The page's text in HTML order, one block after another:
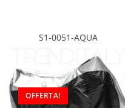
S1-0051-AQUA
OFFERTA!